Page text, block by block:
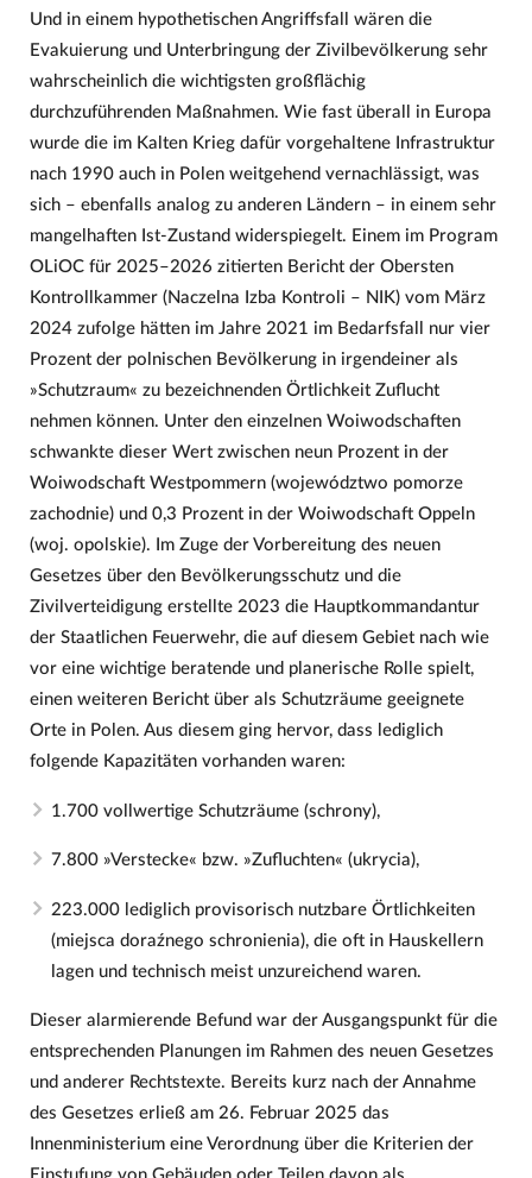
Und in einem hypothetischen Angriffsfall wären die
Evakuierung und Unterbringung der Zivilbevölkerung sehr
wahrscheinlich die wichtigsten großflächig
durchzuführenden Maßnahmen. Wie fast überall in Europa
wurde die im Kalten Krieg dafür vorgehaltene Infrastruktur
nach 1990 auch in Polen weitgehend vernachlässigt, was
sich – ebenfalls analog zu anderen Ländern – in einem sehr
mangelhaften Ist-Zustand widerspiegelt. Einem im Program
OLiOC für 2025–2026 zitierten Bericht der Obersten
Kontrollkammer (Naczelna Izba Kontroli – NIK) vom März
2024 zufolge hätten im Jahre 2021 im Bedarfsfall nur vier
Prozent der polnischen Bevölkerung in irgendeiner als
»Schutzraum« zu bezeichnenden Örtlichkeit Zuflucht
nehmen können. Unter den einzelnen Woiwodschaften
schwankte dieser Wert zwischen neun Prozent in der
Woiwodschaft Westpommern (województwo pomorze
zachodnie) und 0,3 Prozent in der Woiwodschaft Oppeln
(woj. opolskie). Im Zuge der Vorbereitung des neuen
Gesetzes über den Bevölkerungsschutz und die
Zivilverteidigung erstellte 2023 die Hauptkommandantur
der Staatlichen Feuerwehr, die auf diesem Gebiet nach wie
vor eine wichtige beratende und planerische Rolle spielt,
einen weiteren Bericht über als Schutzräume geeignete
Orte in Polen. Aus diesem ging hervor, dass lediglich
folgende Kapazitäten vorhanden waren:
1.700 vollwertige Schutzräume (schrony),
7.800 »Verstecke« bzw. »Zufluchten« (ukrycia),
223.000 lediglich provisorisch nutzbare Örtlichkeiten
(miejsca doraźnego schronienia), die oft in Hauskellern
lagen und technisch meist unzureichend waren.
Dieser alarmierende Befund war der Ausgangspunkt für die
entsprechenden Planungen im Rahmen des neuen Gesetzes
und anderer Rechtstexte. Bereits kurz nach der Annahme
des Gesetzes erließ am 26. Februar 2025 das
Innenministerium eine Verordnung über die Kriterien der